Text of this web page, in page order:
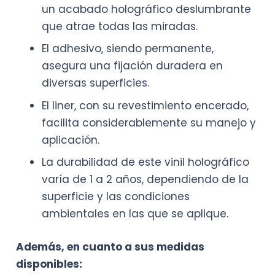
un acabado holográfico deslumbrante
que atrae todas las miradas.
El adhesivo, siendo permanente,
asegura una fijación duradera en
diversas superficies.
El liner, con su revestimiento encerado,
facilita considerablemente su manejo y
aplicación.
La durabilidad de este vinil holográfico
varía de 1 a 2 años, dependiendo de la
superficie y las condiciones
ambientales en las que se aplique.
Además, en cuanto a sus medidas
disponibles: